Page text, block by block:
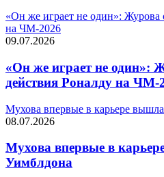
«Он же играет не один»: Журова
на ЧМ-2026
09.07.2026
«Он же играет не один»:
действия Роналду на ЧМ-
Мухова впервые в карьере
08.07.2026
Мухова впервые в
Уимблдона